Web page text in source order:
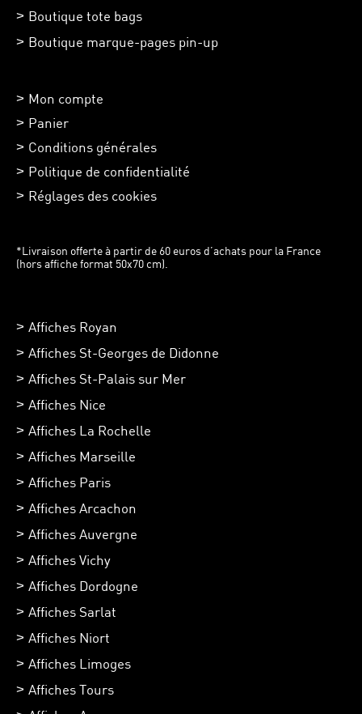
Boutique tote bags
Boutique marque-pages pin-up
Mon compte
Panier
Conditions générales
Politique de confidentialité
Réglages des cookies
*Livraison offerte à partir de 60 euros d’achats pour la France
(hors affiche format 50x70 cm).
Affiches Royan
Affiches St-Georges de Didonne
Affiches St-Palais sur Mer
Affiches Nice
Affiches La Rochelle
Affiches Marseille
Affiches Paris
Affiches Arcachon
Affiches Auvergne
Affiches Vichy
Affiches Dordogne
Affiches Sarlat
Affiches Niort
Affiches Limoges
Affiches Tours